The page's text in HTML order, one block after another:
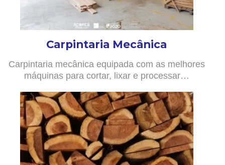
Carpintaria Mecânica
Carpintaria mecânica equipada com as melhores
máquinas para cortar, lixar e processar…